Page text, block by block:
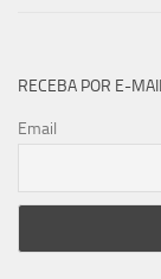
RECEBA POR E-
Email